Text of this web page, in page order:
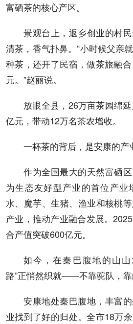
富硒茶的核心产区。
景观台上，返乡创业的村
清茶，香气扑鼻。“小时候父亲
种茶，还开了民宿，做茶旅融
元。”赵丽说。
放眼全县，26万亩茶园绵
亿元，带动12万名茶农增收。
一杯茶的背后，是安康的产
作为全国最大的天然富硒
为生态友好型产业的首位产业
水、魔芋、生猪、渔业和核桃
产业，推动产业融合发展。
合产值突破600亿元。
如今，在秦巴腹地的山
路”正悄然织就——不靠驼队，靠
安康地处秦巴腹地，丰富
业找到了好的归处。全市18万